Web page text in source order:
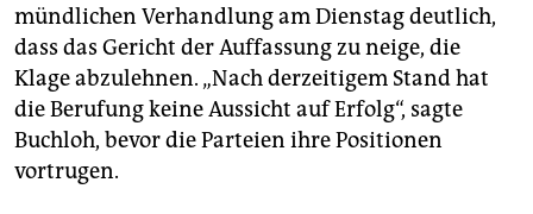
epaper login
mündlichen Verhandlung am Dienstag deutlich,
dass das Gericht der Auffassung zu neige, die
Klage abzulehnen. „Nach derzeitigem Stand hat
die Berufung keine Aussicht auf Erfolg“, sagte
Buchloh, bevor die Parteien ihre Positionen
vortrugen.